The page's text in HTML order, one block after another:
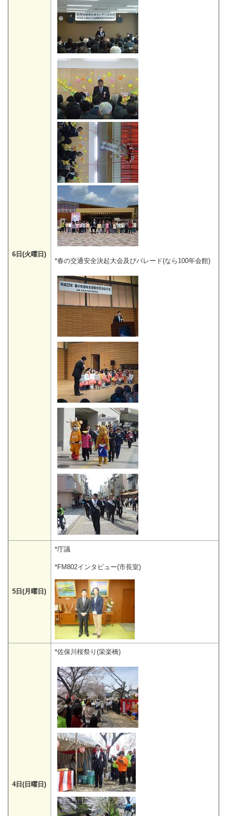
6日(火曜日)
*春の交通安全決起大会及びパレード(なら100年会館)
5日(月曜日)
*庁議
*FM802インタビュー(市長室)
4日(日曜日)
*佐保川桜祭り(栄楽橋)